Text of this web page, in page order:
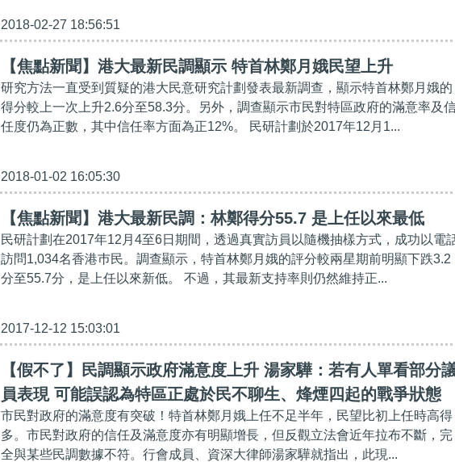
2018-02-27 18:56:51
【焦點新聞】港大最新民調顯示 特首林鄭月娥民望上升
研究方法一直受到質疑的港大民意研究計劃發表最新調查，顯示特首林鄭月娥的
得分較上一次上升2.6分至58.3分。另外，調查顯示市民對特區政府的滿意率及
任度仍為正數，其中信任率方面為正12%。 民研計劃於2017年12月1...
2018-01-02 16:05:30
【焦點新聞】港大最新民調：林鄭得分55.7 是上任以來最低
民研計劃在2017年12月4至6日期間，透過真實訪員以隨機抽樣方式，成功以電
訪問1,034名香港巿民。調查顯示，特首林鄭月娥的評分較兩星期前明顯下跌3.2
分至55.7分，是上任以來新低。 不過，其最新支持率則仍然維持正...
2017-12-12 15:03:01
【假不了】民調顯示政府滿意度上升 湯家驊：若有人單看部分
員表現 可能誤認為特區正處於民不聊生、烽煙四起的戰爭狀態
市民對政府的滿意度有突破！特首林鄭月娥上任不足半年，民望比初上任時高得
多。市民對政府的信任及滿意度亦有明顯增長，但反觀立法會近年拉布不斷，完
全與某些民調數據不符。行會成員、資深大律師湯家驊就指出，此現...